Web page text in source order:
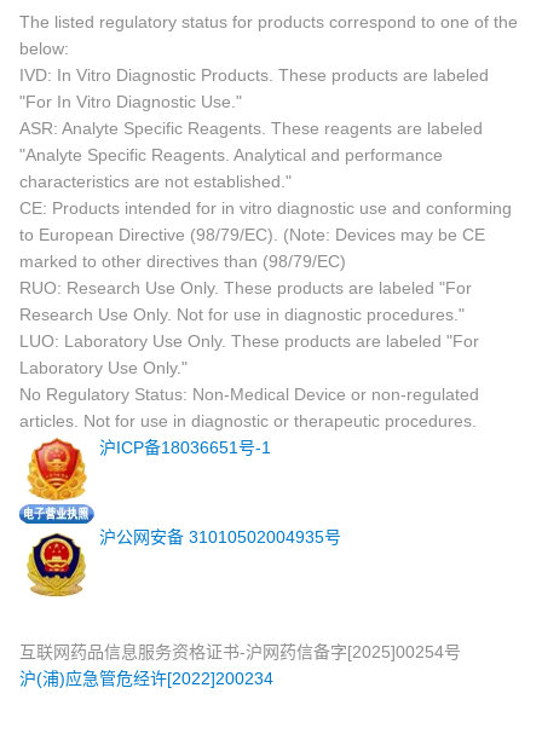
The listed regulatory status for products correspond to one of the
below:
IVD: In Vitro Diagnostic Products. These products are labeled
"For In Vitro Diagnostic Use."
ASR: Analyte Specific Reagents. These reagents are labeled
"Analyte Specific Reagents. Analytical and performance
characteristics are not established."
CE: Products intended for in vitro diagnostic use and conforming
to European Directive (98/79/EC). (Note: Devices may be CE
marked to other directives than (98/79/EC)
RUO: Research Use Only. These products are labeled "For
Research Use Only. Not for use in diagnostic procedures."
LUO: Laboratory Use Only. These products are labeled "For
Laboratory Use Only."
No Regulatory Status: Non-Medical Device or non-regulated
articles. Not for use in diagnostic or therapeutic procedures.
沪ICP备18036651号-1
沪公网安备 31010502004935号
互联网药品信息服务资格证书-沪网药信备字[2025]00254号
沪(浦)应急管危经许[2022]200234